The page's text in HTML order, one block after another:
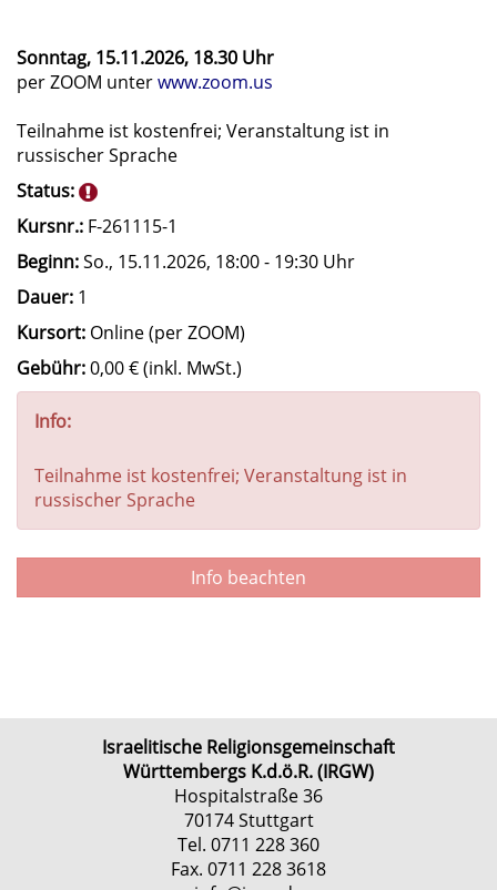
Sonntag, 15.11.2026, 18.30 Uhr
per ZOOM unterwww.zoom.us
Teilnahme ist kostenfrei; Veranstaltung ist in
russischer Sprache
Status:
Kursnr.: F-261115-1
Beginn:So., 15.11.2026, 18:00 - 19:30 Uhr
Dauer: 1
Kursort: Online (per ZOOM)
Gebühr:0,00 € (inkl. MwSt.)
Info:
Teilnahme ist kostenfrei; Veranstaltung ist in
russischer Sprache
Info beachten
Israelitische Religionsgemeinschaft
Württembergs K.d.ö.R. (IRGW)
Hospitalstraße 36
70174 Stuttgart
Tel. 0711 228 360
Fax. 0711 228 3618